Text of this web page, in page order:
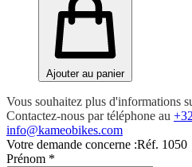
Ajouter au panier
Vous souhaitez plus d'informations
Contactez-nous par téléphone au
info@kameobikes.com
Votre demande concerne :Réf. 1050
Prénom *